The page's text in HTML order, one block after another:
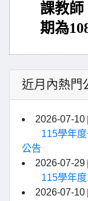
課教師
期為
近月內熱門
2026-07-10
115學年
公告
2026-07-29
115學年
2026-07-10